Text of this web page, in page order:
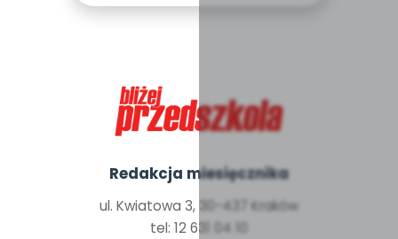
Redakcja miesięcznika
ul. Kwiatowa 3, 30-437 Kraków
tel: 12 631 04 10